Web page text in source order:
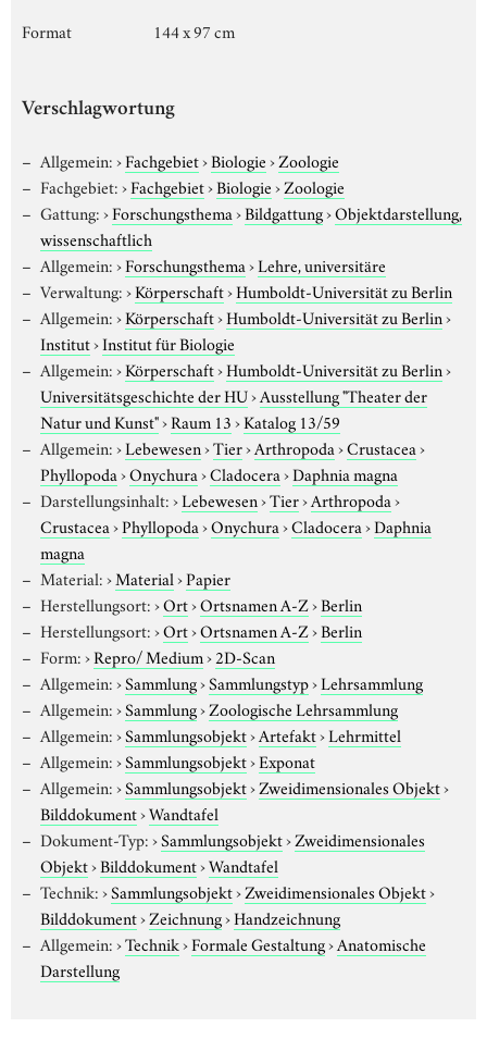
Format
144 x 97 cm
Verschlagwortung
Allgemein:›Fachgebiet›Biologie›Zoologie
Fachgebiet:›Fachgebiet›Biologie›Zoologie
Gattung:›Forschungsthema›Bildgattung›Objektdarstellung,
wissenschaftlich
Allgemein:›Forschungsthema›Lehre, universitäre
Verwaltung:›Körperschaft›Humboldt-Universität zu Berlin
Allgemein:›Körperschaft›Humboldt-Universität zu Berlin›
Institut›Institut für Biologie
Allgemein:›Körperschaft›Humboldt-Universität zu Berlin›
Universitätsgeschichte der HU›Ausstellung "Theater der
Natur und Kunst"›Raum 13›Katalog 13/59
Allgemein:›Lebewesen›Tier›Arthropoda›Crustacea›
Phyllopoda›Onychura›Cladocera›Daphnia magna
Darstellungsinhalt:›Lebewesen›Tier›Arthropoda›
Crustacea›Phyllopoda›Onychura›Cladocera›Daphnia
magna
Material:›Material›Papier
Herstellungsort:›Ort›Ortsnamen A-Z›Berlin
Herstellungsort:›Ort›Ortsnamen A-Z›Berlin
Form:›Repro/ Medium›2D-Scan
Allgemein:›Sammlung›Sammlungstyp›Lehrsammlung
Allgemein:›Sammlung›Zoologische Lehrsammlung
Allgemein:›Sammlungsobjekt›Artefakt›Lehrmittel
Allgemein:›Sammlungsobjekt›Exponat
Allgemein:›Sammlungsobjekt›Zweidimensionales Objekt›
Bilddokument›Wandtafel
Dokument-Typ:›Sammlungsobjekt›Zweidimensionales
Objekt›Bilddokument›Wandtafel
Technik:›Sammlungsobjekt›Zweidimensionales Objekt›
Bilddokument›Zeichnung›Handzeichnung
Allgemein:›Technik›Formale Gestaltung›Anatomische
Darstellung